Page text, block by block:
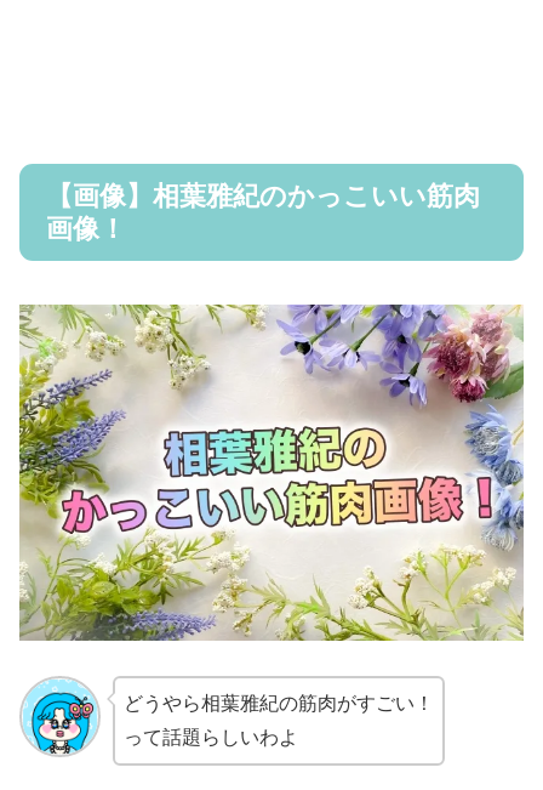
【画像】相葉雅紀のかっこいい筋肉
画像！
どうやら相葉雅紀の筋肉がすごい！
って話題らしいわよ